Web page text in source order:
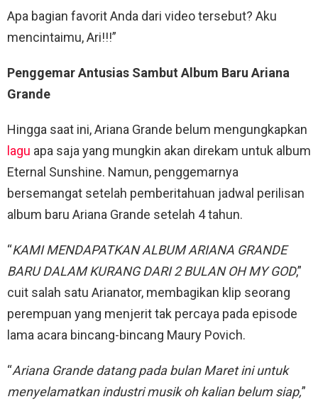
Apa bagian favorit Anda dari video tersebut? Aku
mencintaimu, Ari!!!”
Penggemar Antusias Sambut Album Baru Ariana
Grande
Hingga saat ini, Ariana Grande belum mengungkapkan
lagu apa saja yang mungkin akan direkam untuk album
Eternal Sunshine. Namun, penggemarnya
bersemangat setelah pemberitahuan jadwal perilisan
album baru Ariana Grande setelah 4 tahun.
“KAMI MENDAPATKAN ALBUM ARIANA GRANDE
BARU DALAM KURANG DARI 2 BULAN OH MY GOD,”
cuit salah satu Arianator, membagikan klip seorang
perempuan yang menjerit tak percaya pada episode
lama acara bincang-bincang Maury Povich.
“Ariana Grande datang pada bulan Maret ini untuk
menyelamatkan industri musik oh kalian belum siap,”